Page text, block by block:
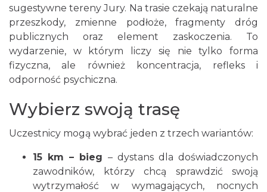
XIII Myszkowska Ósemka 2026 – bieg
uliczny w Myszkowie na dystansie 8 km
Myszków
2026-09-06
5.50 km
Żarki-Letnisko
2026-08-09
6.68 km
sugestywne tereny Jury. Na trasie czekają naturalne
przeszkody, zmienne podłoże, fragmenty dróg
publicznych oraz element zaskoczenia. To
wydarzenie, w którym liczy się nie tylko forma
fizyczna, ale również koncentracja, refleks i
odporność psychiczna.
Wybierz swoją trasę
Uczestnicy mogą wybrać jeden z trzech wariantów:
15 km – bieg – dystans dla doświadczonych
zawodników, którzy chcą sprawdzić swoją
wytrzymałość w wymagających, nocnych